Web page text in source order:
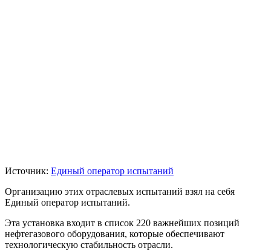
Источник: Единый оператор испытаний
Организацию этих отраслевых испытаний взял на себя
Единый оператор испытаний.
Эта установка входит в список 220 важнейших позиций
нефтегазового оборудования, которые обеспечивают
технологическую стабильность отрасли.